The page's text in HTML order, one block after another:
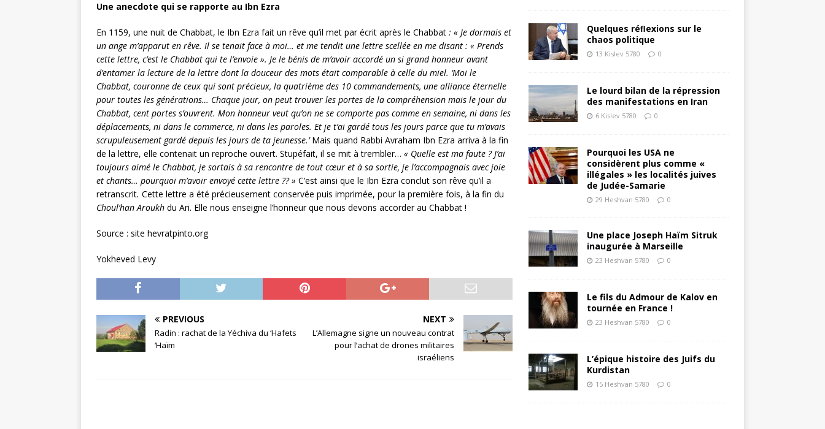
Une anecdote qui se rapporte au Ibn Ezra
En 1159, une nuit de Chabbat, le Ibn Ezra fait un rêve qu’il met par écrit après le Chabbat : « Je dormais et
un ange m’apparut en rêve. Il se tenait face à moi… et me tendit une lettre scellée en me disant : « Prends
cette lettre, c’est le Chabbat qui te l’envoie ». Je le bénis de m’avoir accordé un si grand honneur avant
d’entamer la lecture de la lettre dont la douceur des mots était comparable à celle du miel. ‘Moi le
Chabbat, couronne de ceux qui sont précieux, la quatrième des 10 commandements, une alliance éternelle
pour toutes les générations… Chaque jour, on peut trouver les portes de la compréhension mais le jour du
Chabbat, cent portes s’ouvrent. Mon honneur veut qu’on ne se comporte pas comme en semaine, ni dans les
déplacements, ni dans le commerce, ni dans les paroles. Et je t’ai gardé tous les jours parce que tu m’avais
scrupuleusement gardé depuis les jours de ta jeunesse.’Mais quand Rabbi Avraham Ibn Ezra arriva à la fin
de la lettre, elle contenait un reproche ouvert. Stupéfait, il se mit à trembler… « Quelle est ma faute ? J’ai
toujours aimé le Chabbat, je sortais à sa rencontre de tout cœur et à sa sortie, je l’accompagnais avec joie
et chants… pourquoi m’avoir envoyé cette lettre ?? » C’est ainsi que le Ibn Ezra conclut son rêve qu’il a
retranscrit. Cette lettre a été précieusement conservée puis imprimée, pour la première fois, à la fin du
Choul’han Aroukh du Ari. Elle nous enseigne l’honneur que nous devons accorder au Chabbat !
Source : site hevratpinto.org
Yokheved Levy
PREVIOUS
Radin : rachat de la Yéchiva du ‘Hafets
‘Haïm
NEXT
L’Allemagne signe un nouveau contrat
pour l’achat de drones militaires
israéliens
Quelques réﬂexions sur le
chaos politique
13 Kislev 5780 0
Le lourd bilan de la répression
des manifestations en Iran
6 Kislev 5780 0
Pourquoi les USA ne
considèrent plus comme «
illégales » les localités juives
de Judée-Samarie
29 Heshvan 5780 0
Une place Joseph Haïm Sitruk
inaugurée à Marseille
23 Heshvan 5780 0
Le fils du Admour de Kalov en
tournée en France !
23 Heshvan 5780 0
L’épique histoire des Juifs du
Kurdistan
15 Heshvan 5780 0